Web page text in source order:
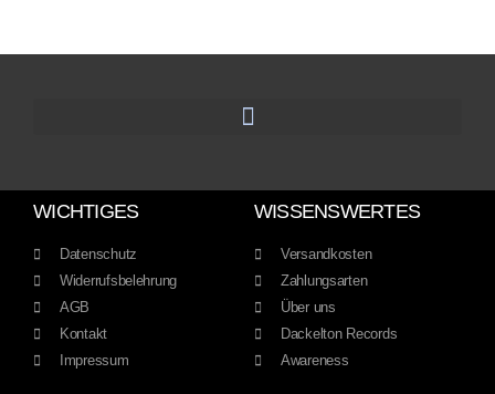
WICHTIGES
Datenschutz
Widerrufsbelehrung
AGB
Kontakt
Impressum
WISSENSWERTES
Versandkosten
Zahlungsarten
Über uns
Dackelton Records
Awareness